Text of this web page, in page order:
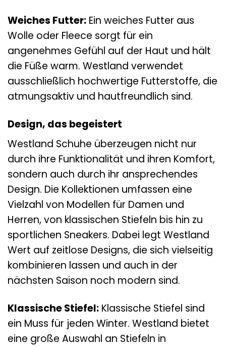
Weiches Futter: Ein weiches Futter aus
Wolle oder Fleece sorgt für ein
angenehmes Gefühl auf der Haut und hält
die Füße warm. Westland verwendet
ausschließlich hochwertige Futterstoffe, die
atmungsaktiv und hautfreundlich sind.
Design, das begeistert
Westland Schuhe überzeugen nicht nur
durch ihre Funktionalität und ihren Komfort,
sondern auch durch ihr ansprechendes
Design. Die Kollektionen umfassen eine
Vielzahl von Modellen für Damen und
Herren, von klassischen Stiefeln bis hin zu
sportlichen Sneakers. Dabei legt Westland
Wert auf zeitlose Designs, die sich vielseitig
kombinieren lassen und auch in der
nächsten Saison noch modern sind.
Klassische Stiefel: Klassische Stiefel sind
ein Muss für jeden Winter. Westland bietet
eine große Auswahl an Stiefeln in